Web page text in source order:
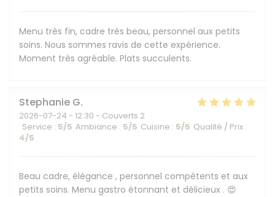
Menu très fin, cadre très beau, personnel aux petits
soins. Nous sommes ravis de cette expérience.
Moment très agréable. Plats succulents.
Stephanie G
2026-07-24 - 12:30 - Couverts 2
Service : 5/5 Ambiance : 5/5 Cuisine : 5/5 Qualité / Prix :
4/5
Beau cadre, élégance , personnel compétents et aux
petits soins. Menu gastro étonnant et délicieux . 😍